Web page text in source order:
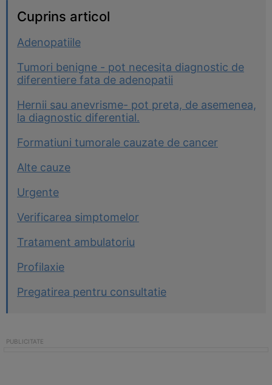
Cuprins articol
Adenopatiile
Tumori benigne - pot necesita diagnostic de
diferentiere fata de adenopatii
Hernii sau anevrisme- pot preta, de asemenea,
la diagnostic diferential.
Formatiuni tumorale cauzate de cancer
Alte cauze
Urgente
Verificarea simptomelor
Tratament ambulatoriu
Profilaxie
Pregatirea pentru consultatie